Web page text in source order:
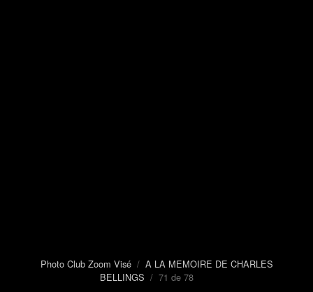
Photo Club Zoom Visé/ A LA MEMOIRE DE CHARLES
BELLINGS / 71 de 78